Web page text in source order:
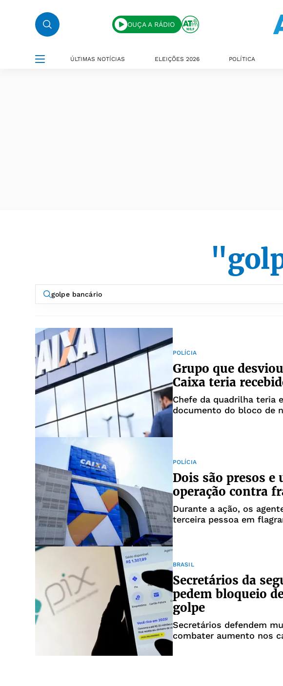
OUÇA A RÁDIO
ÚLTIMAS NOTÍCIAS ELEIÇÕES 2026 POLÍTICA
POLÍCIA
Grupo que
Caixa teria
Chefe da quadrilha teria
documento do bloco de
POLÍCIA
Dois são presos e
operação contra
Durante a ação, os
terceira pessoa em
BRASIL
Secretários da
pedem bloqueio
golpe
Secretários defendem
combater aumento nos